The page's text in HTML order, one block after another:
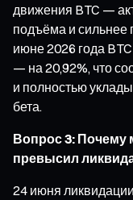
движения BTC —
подъёма и сильнее
июне 2026 года
— на 20,92%, что
и полностью
бета.
Вопрос 3: Почему
превысил
24 июня